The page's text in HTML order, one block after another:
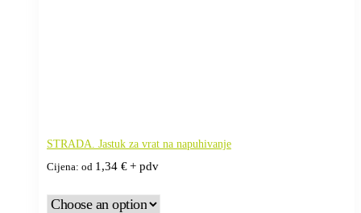
STRADA. Jastuk za vrat na napuhivanje
Cijena: od 1,34 €+ pdv